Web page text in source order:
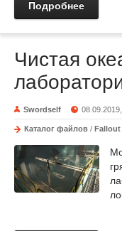
Подробнее
Чистая
Swordself
Каталог файлов / Fallout